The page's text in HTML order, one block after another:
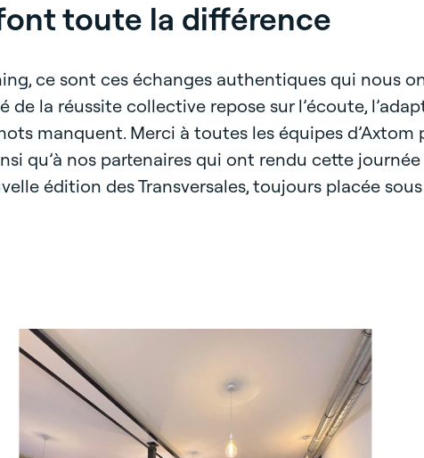
toute la différence
ce sont ces échanges authentiques qui nous
de la réussite collective repose sur l’écoute,
manquent. Merci à toutes les équipes d’Axtom
qu’à nos partenaires qui ont rendu cette journée
édition des Transversales, toujours placée